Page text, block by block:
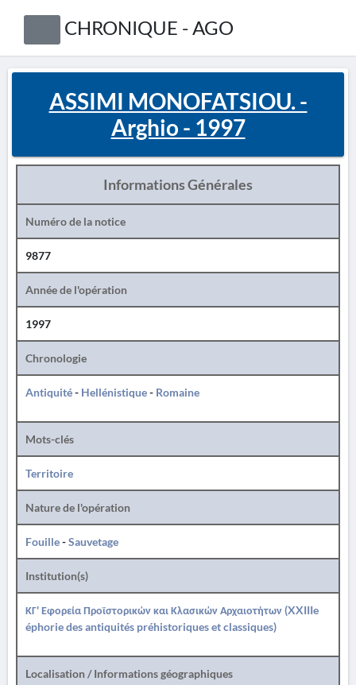
CHRONIQUE - AGO
ASSIMI MONOFATSIOU. -
Arghio - 1997
Informations Générales
Numéro de la notice
9877
Année de l'opération
1997
Chronologie
Antiquité- Hellénistique- Romaine
Mots-clés
Territoire
Nature de l'opération
Fouille-Sauvetage
Institution(s)
ΚΓ' Εφορεία Προϊστορικών και Κλασικών Αρχαιοτήτων (XXIIIe
éphorie des antiquités préhistoriques et classiques)
Localisation / Informations géographiques